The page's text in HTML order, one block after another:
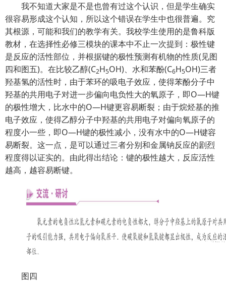
我不知道大家是不是也曾有过这个认识，但是学生确实
很容易形成这个认知，所以这个错误在学生中也很普遍。究
其根源，可能和我们的教学有关。我校学生使用的是鲁科版
教材，在选择性必修三模块的课本中不止一次提到：极性键
是反应的活性部位，并根据键的极性预测有机物的性质(见图
四和图五)。在比较乙醇(C2H5OH)、水和苯酚(C6H5OH)三者
羟基氢的活性时，由于苯环的吸电子效应，使得苯酚分子中
羟基的共用电子对进一步偏向电负性大的氧原子，即O—H键
的极性增大，比水中的O—H键更容易断裂；由于烷烃基的推
电子效应，使得乙醇分子中羟基的共用电子对偏向氧原子的
程度小一些，即O—H键的极性减小，没有水中的O—H键容
易断裂。这一点，是可以通过三者分别和金属钠反应的剧烈
程度得以证实的。由此得出结论：键的极性越大，反应活性
越高，越容易断键。
图四